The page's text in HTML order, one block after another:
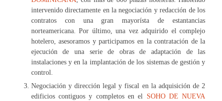
intervenido directamente en la negociación y redacción de los
contratos con una gran mayorísta de estantancias
norteamericana. Por último, una vez adquirido el complejo
hotelero, asesoramos y participamos en la contratación de la
ejecución de una serie de obras de adaptación de las
instalaciones y en la implantación de los sistemas de gestión y
control.
Negociación y dirección legal y fiscal en la adquisición de 2
edificios contiguos y completos en el SOHO DE NUEVA